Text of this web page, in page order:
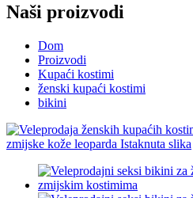
Naši proizvodi
Dom
Proizvodi
Kupaći kostimi
ženski kupaći kostimi
bikini